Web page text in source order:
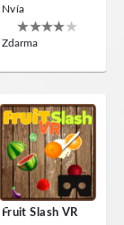
Nvía
Zdarma
Fruit Slash VR